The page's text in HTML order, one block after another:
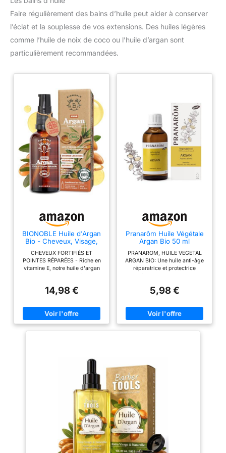
essorés après lavage avec la crème lavante anti-métal Metal
Detox. Laisser agir pendant 1 minute, puis rincer
abondamment. L'EXPERTISE PROFESSIONNELLE A DOMICILE :
L'Oréal Professionnel Paris met l'innovation au service de votre
style avec des soins, appareils et outils de coiffure conçus par
des experts pour recréer chez vous l'excellence des salons
Faire régulièrement des bains d’huile peut aider à conserver
l’éclat et la souplesse de vos extensions. Des huiles légères
comme l’huile de noix de coco ou l’huile d’argan sont
particulièrement recommandées.
BIONOBLE Huile d'Argan
Bio - Cheveux, Visage,
Corps - Maroc - 50ml
CHEVEUX FORTIFIÉS ET
POINTES RÉPARÉES - Riche en
vitamine E, notre huile d'argan
fibre capillaire et sublime les
DIMINUE LES RIDES ET
NOURRIT - Grâce à sa richesse
en acides gras essentiels, notre
peau, apaise les tiraillements et
la première application. SOIN
MULTI-USAGES POUR TOUTE
LA FAMILLE - Utilisable comme
huile argan visage, huile corps
de massage, soin barbe ou
traitement après-soleil.
Convient à tous les types de
peau et de cheveux. 100%
PURE ET QUALITÉ MAROCAINE
- Notre argan oil Morocco est
pressée à froid sur place au
14,98 €
Pranarôm Huile Végétale
Argan Bio 50 ml
PRANAROM, HUILE VEGETAL
ARGAN BIO: Une huile anti-âge
réparatrice et protectrice
utilisée traditionnellement par
protection et la vigueur de la
peau ou des cheveux. IDEAL EN
CAS DES : Rides, Peau sèche
ce qui signifie que leur
composition a été analysée afin
de garantir la présence des
molécules à l'origine de leurs
effets. CONSEILS
D'UTILISATION ET POSOLOGIE
: Usage oral - 10 g (1 cuillère à
soupe) par jour. Usage
cosmétique - Convient
particulièrement aux peaux
matures ou fragilisées. S’utilise
pour protéger la peau du
5,98 €